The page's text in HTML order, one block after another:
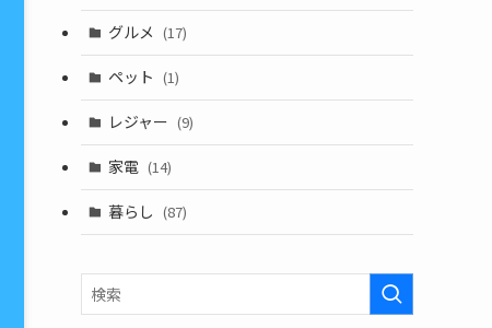
グルメ (17)
ペット (1)
レジャー (9)
家電 (14)
暮らし (87)